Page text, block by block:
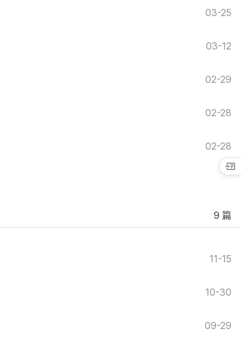
03-25
03-12
02-29
02-28
02-28
9 篇
11-15
10-30
09-29